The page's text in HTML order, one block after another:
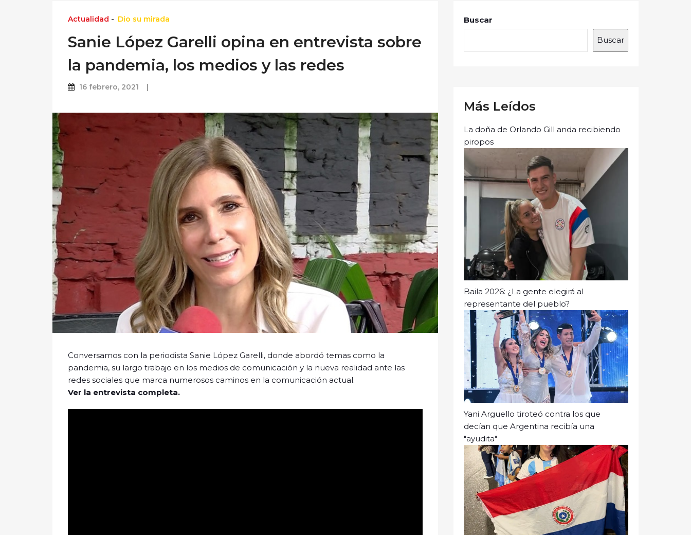
Actualidad - Dio su mirada
Sanie López Garelli opina en entrevista sobre
la pandemia, los medios y las redes
16 febrero, 2021
Conversamos con la periodista Sanie López Garelli, donde abordó temas como la
pandemia, su largo trabajo en los medios de comunicación y la nueva realidad ante las
redes sociales que marca numerosos caminos en la comunicación actual.
Ver la entrevista completa.
Buscar
Buscar
Más Leídos
La doña de Orlando Gill anda recibiendo
piropos
Baila 2026: ¿La gente elegirá al
representante del pueblo?
Yani Arguello tiroteó contra los que
decían que Argentina recibía una
"ayudita"